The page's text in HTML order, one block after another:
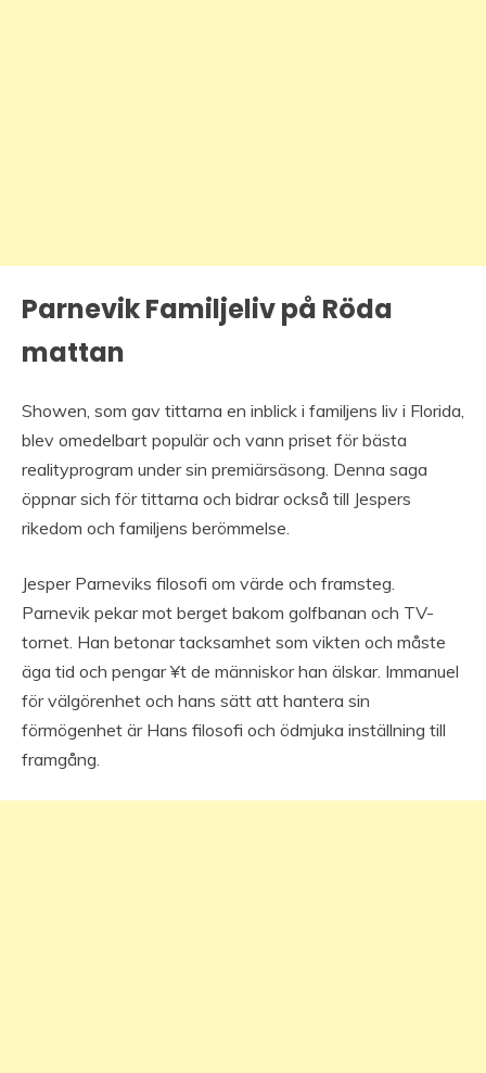
Parnevik Familjeliv på Röda
mattan
Showen, som gav tittarna en inblick i familjens liv i Florida,
blev omedelbart populär och vann priset för bästa
realityprogram under sin premiärsäsong. Denna saga
öppnar sich för tittarna och bidrar också till Jespers
rikedom och familjens berömmelse.
Jesper Parneviks filosofi om värde och framsteg.
Parnevik pekar mot berget bakom golfbanan och TV-
tornet. Han betonar tacksamhet som vikten och måste
äga tid och pengar ¥t de människor han älskar. Immanuel
för välgörenhet och hans sätt att hantera sin
förmögenhet är Hans filosofi och ödmjuka inställning till
framgång.